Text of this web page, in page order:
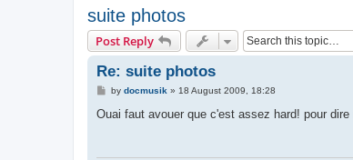
suite photos
Post Reply
Re: suite photos
P
s
by docmusik » 18 August 2009, 18:28
Ouai faut avouer que c'est assez hard! pour